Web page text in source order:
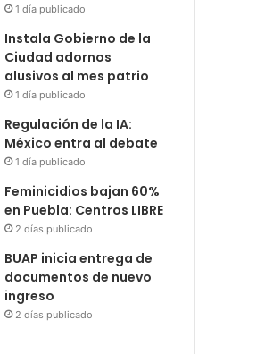
1 día publicado
Instala Gobierno de la
Ciudad adornos
alusivos al mes patrio
1 día publicado
Regulación de la IA:
México entra al debate
1 día publicado
Feminicidios bajan 60%
en Puebla: Centros LIBRE
2 días publicado
BUAP inicia entrega de
documentos de nuevo
ingreso
2 días publicado